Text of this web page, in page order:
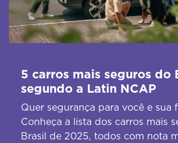
5 carros mais seguros do
segundo a Latin NCAP
Quer segurança para você e sua
Conheça a lista dos carros mais
Brasil de 2025, todos com nota